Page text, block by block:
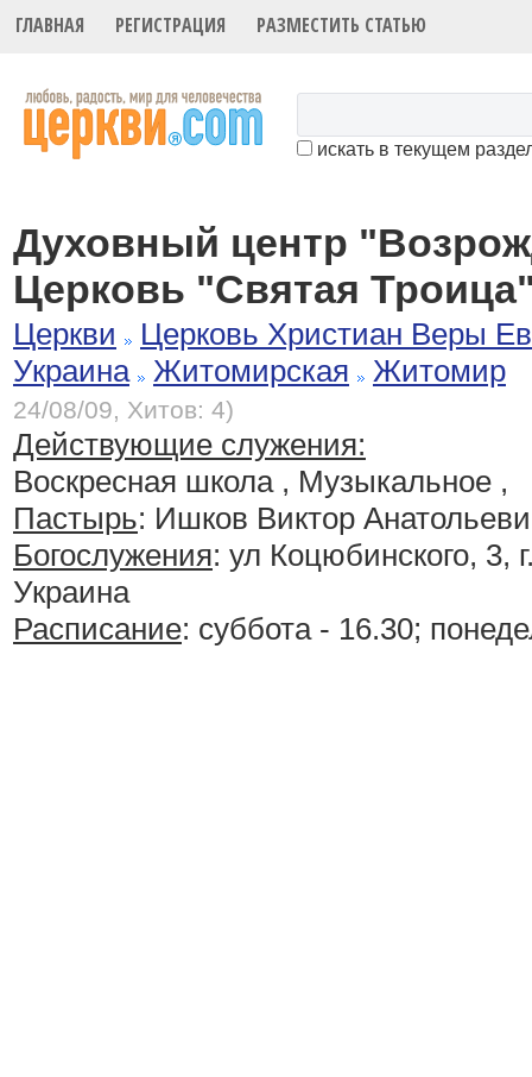
ГЛАВНАЯ РЕГИСТРАЦИЯ РАЗМЕСТИТЬ СТАТЬЮ
искать в текущем
Духовный центр
Церковь "Святая
Церкви
Церковь Христиан Веры
Украина
Житомирская Житомир
24/08/09, Хитов: 4)
Действующие служения:
Воскресная школа , Музыкальное ,
Пастырь: Ишков Виктор
Богослужения: ул Коцюбинского, 3,
Украина
Расписание: суббота - 16.30;